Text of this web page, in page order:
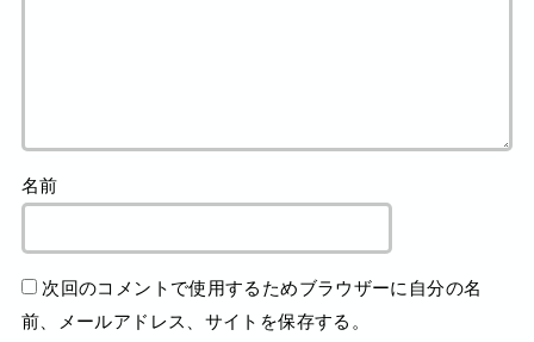
名前
次回のコメントで使用するためブラウザーに自分の名
前、メールアドレス、サイトを保存する。